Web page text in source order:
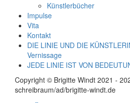
Künstlerbücher
Impulse
Vita
Kontakt
DIE LINIE UND DIE
Vernissage
JEDE LINIE IST VON
Copyright © Brigitte Windt 2021 -
schreibraum/ad/brigitte-windt.de